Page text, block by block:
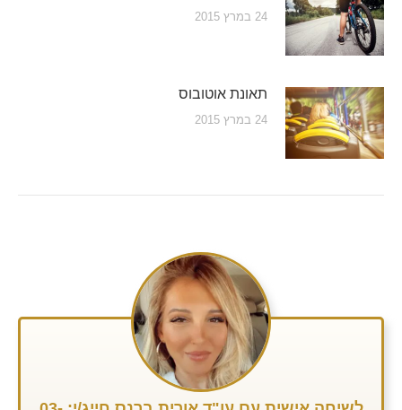
24 במרץ 2015
תאונת אוטובוס
24 במרץ 2015